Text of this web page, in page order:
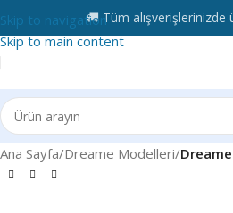
Skip to navigation
Skip to main content
🚚 Tüm alışverişlerinizde
Ana Sayfa Dreame Modelleri